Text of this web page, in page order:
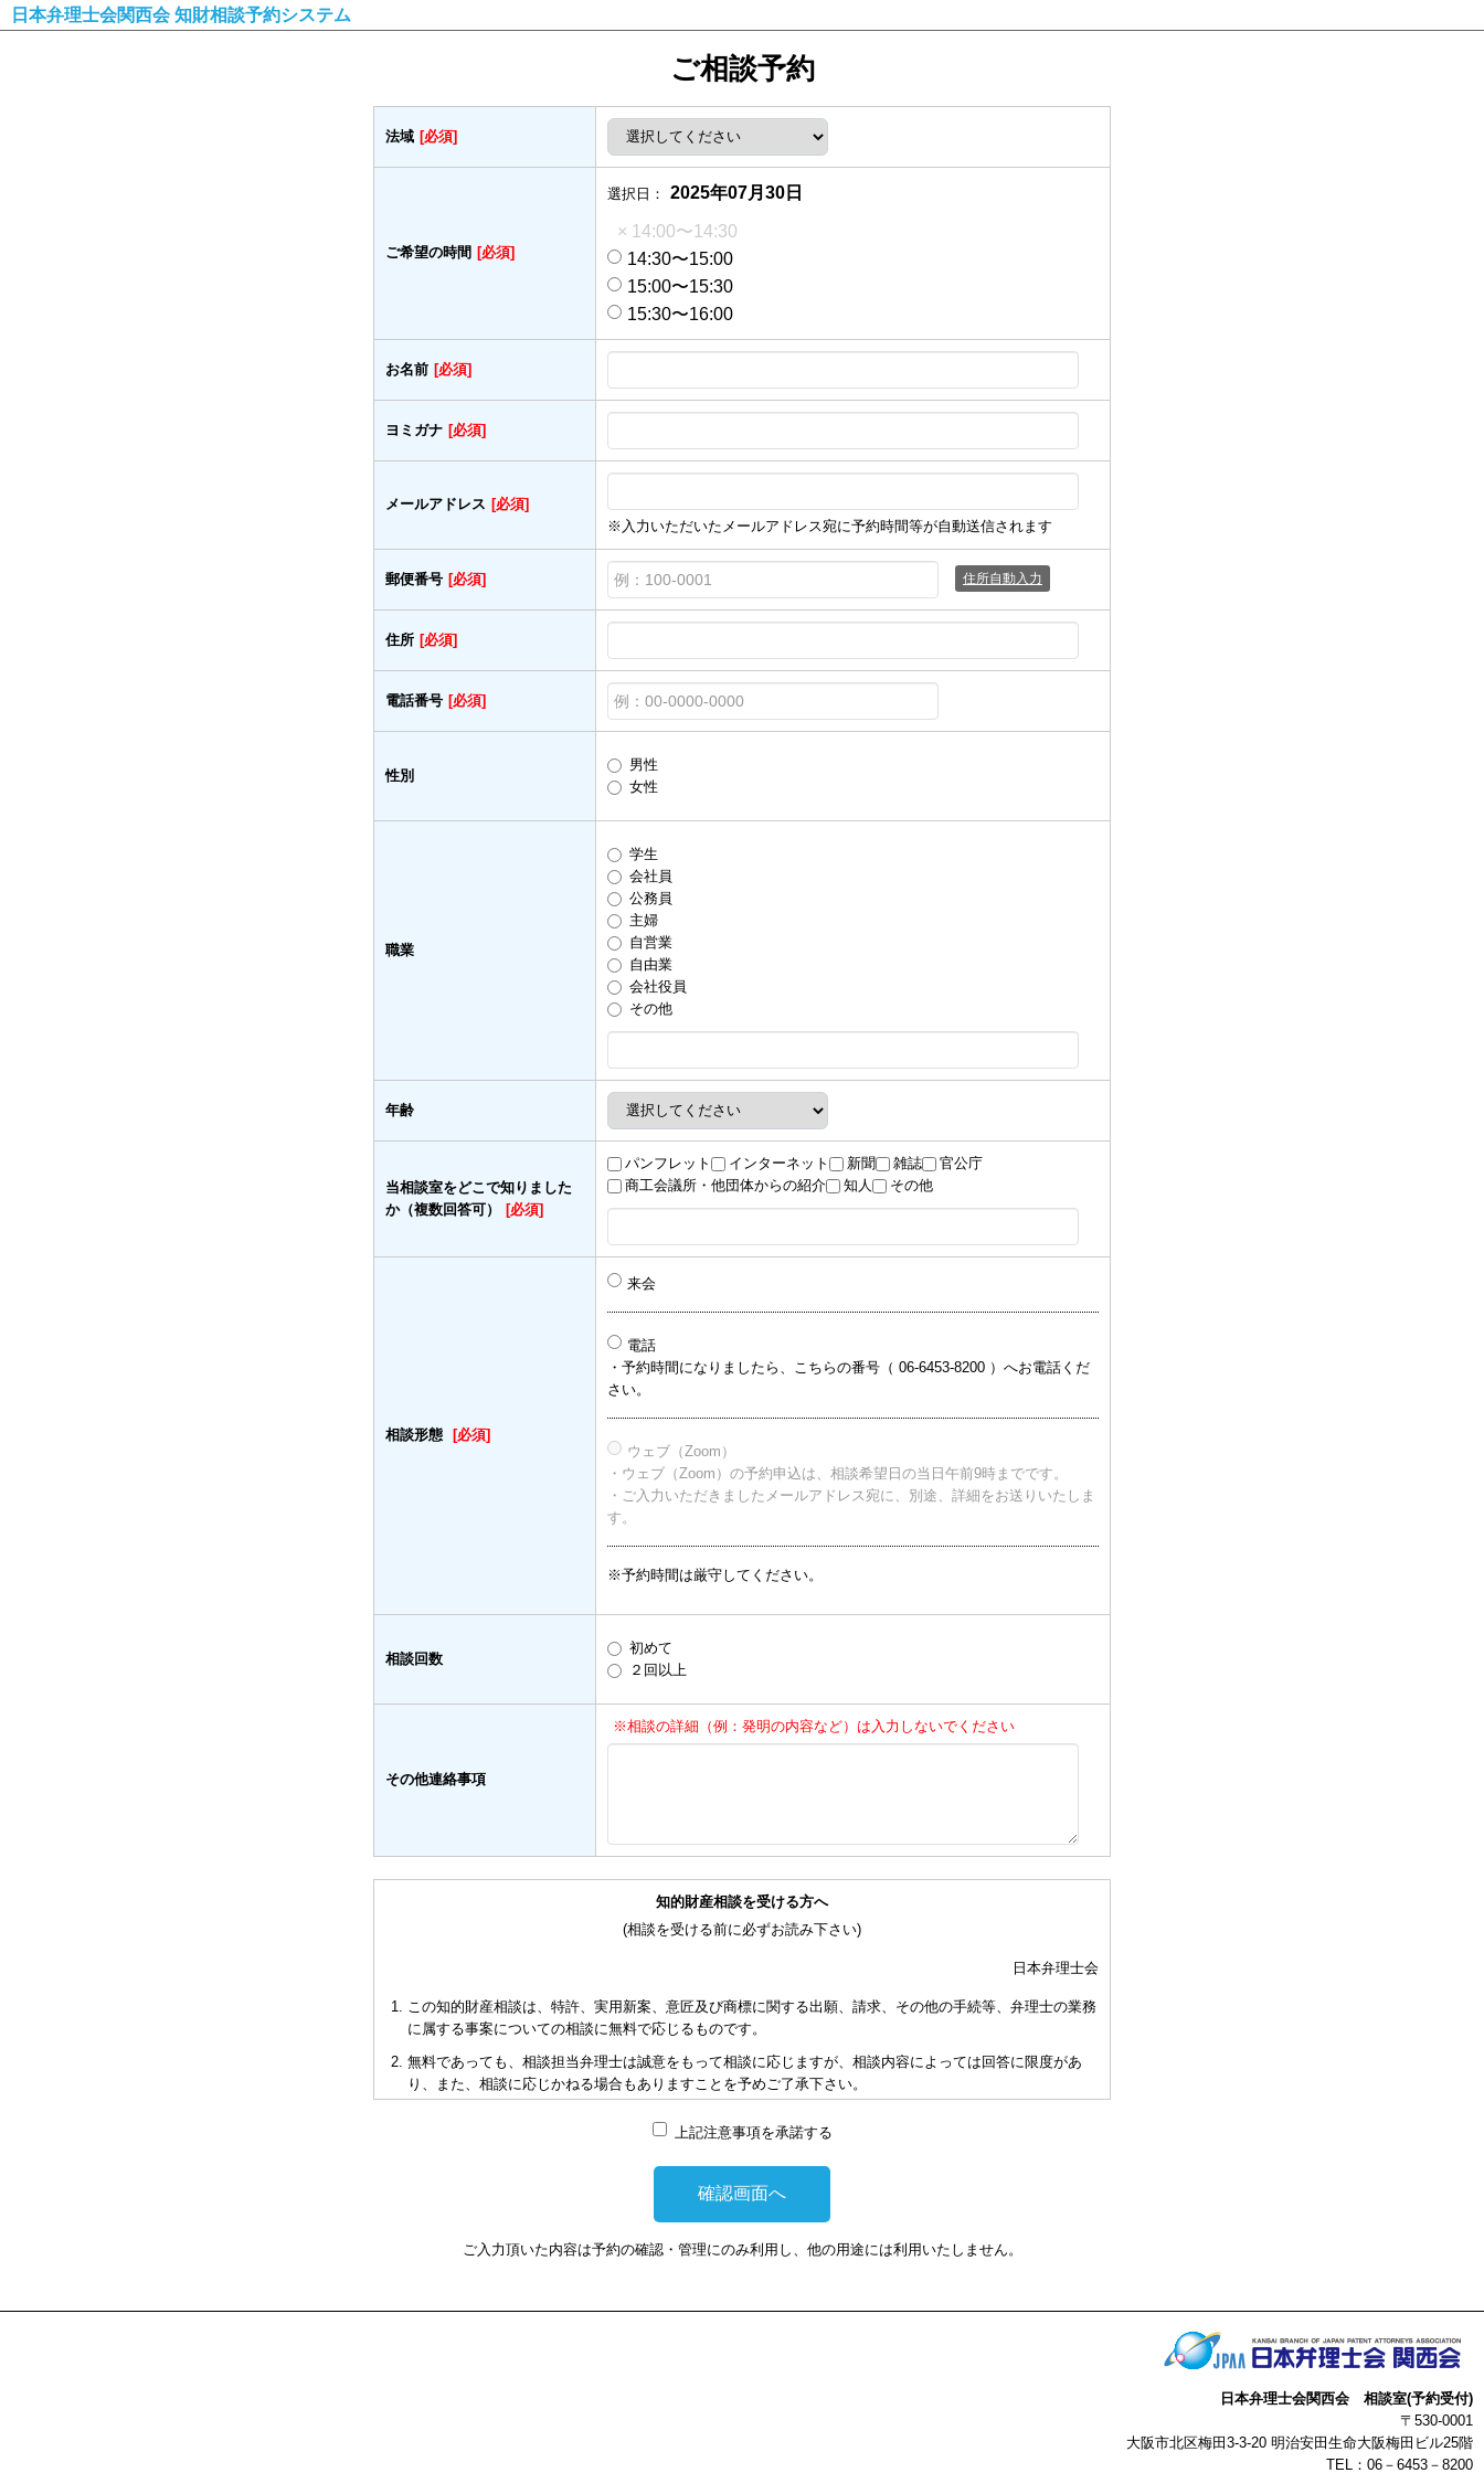
日本弁理士会関西会 知財相談予約システム
ご相談予約
法域 [必須]
ご希望の時間 [必須]
選択日： 2025年07月30日
× 14:00〜14:30
14:30〜15:00
15:00〜15:30
15:30〜16:00
お名前 [必須]
ヨミガナ [必須]
メールアドレス [必須]
※入力いただいたメールアドレス宛に予約時間等が自動送信されます
郵便番号 [必須] 住所自動入力
住所 [必須]
電話番号 [必須]
性別
男性
女性
職業
学生
会社員
公務員
主婦
自営業
自由業
会社役員
その他
年齢
当相談室をどこで知りました
か（複数回答可）
[必須]
パンフレット インターネット 新聞 雑誌
官公庁
商工会議所・他団体からの紹介
知人 その他
相談形態 [必須]
来会
電話
・予約時間になりましたら、こちらの番号（ 06-6453-8200 ）へお電話くだ
さい。
ウェブ（Zoom）
・ウェブ（Zoom）の予約申込は、相談希望日の当日午前9時までです。
・ご入力いただきましたメールアドレス宛に、別途、詳細をお送りいたしま
す。
※予約時間は厳守してください。
相談回数
初めて
２回以上
その他連絡事項
※相談の詳細（例：発明の内容など）は入力しないでください
知的財産相談を受ける方へ
(相談を受ける前に必ずお読み下さい)
日本弁理士会
この知的財産相談は、特許、実用新案、意匠及び商標に関する出願、請求、その他の手続等、弁理士の業務
に属する事案についての相談に無料で応じるものです。
無料であっても、相談担当弁理士は誠意をもって相談に応じますが、相談内容によっては回答に限度があ
り、また、相談に応じかねる場合もありますことを予めご了承下さい。
も当会も法的責任を負うものではないことを予めご了承下さい。
多くの相談に応じるため、相談時間には限度がありますことをご承知おき下さい。（原則として30分以内）
お申し出により、相談担当弁理士に対して調査、出願等の相談事案を依頼された場合には、通常の受任事件
として有料となります。また、その場合は、依頼者と弁理士個人との関係となり、当会は関与しませんこと
をご承知下さい。
上記注意事項を承諾する
ご入力頂いた内容は予約の確認・管理にのみ利用し、他の用途には利用いたしません。
日本弁理士会関西会 相談室(予約受付)
〒530-0001
大阪市北区梅田3-3-20 明治安田生命大阪梅田ビル25階
TEL：06－6453－8200